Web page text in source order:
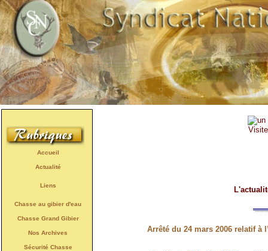
Accueil
Actualité
Liens
Chasse au gibier d'eau
Chasse Grand Gibier
Nos Archives
Sécurité Chasse
Arrêté du 24 mars 2006 relatif à